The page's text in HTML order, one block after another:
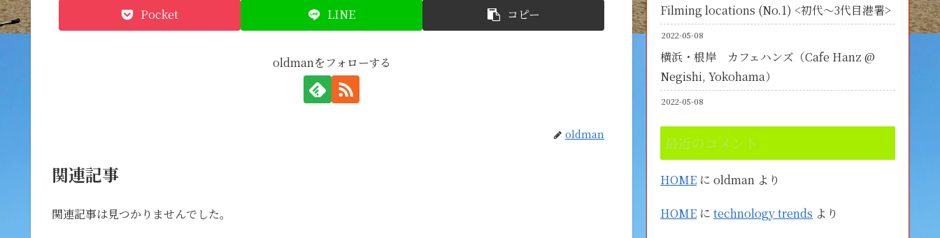
Pocket
LINE コピー
oldmanをフォローする
oldman
関連記事
関連記事は見つかりませんでした。
Filming locations (No.1) <初代～3代目港署>
2022-05-08
横浜・根岸 カフェハンズ（Cafe Hanz @
Negishi, Yokohama）
2022-05-08
最近のコメント
HOME に oldman より
HOME に technology trends より